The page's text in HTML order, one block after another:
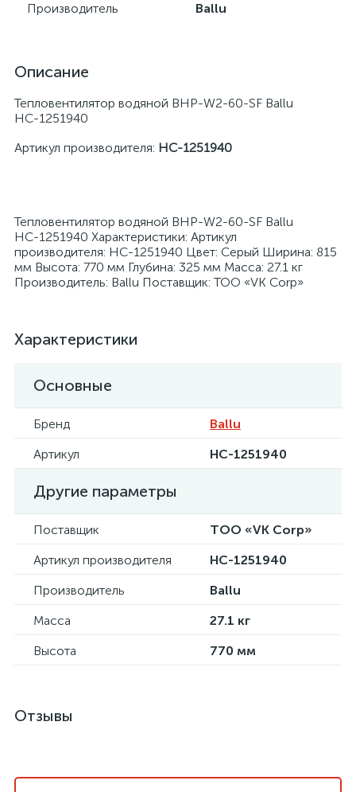
Производитель
Ballu
Описание
Тепловентилятор водяной BHP-W2-60-SF Ballu
НС-1251940
Артикул производителя: НС-1251940
Тепловентилятор водяной BHP-W2-60-SF Ballu
НС-1251940 Характеристики: Артикул
производителя: НС-1251940 Цвет: Серый Ширина: 815
мм Высота: 770 мм Глубина: 325 мм Масса: 27.1 кг
Производитель: Ballu Поставщик: ТОО «VK Corp»
Характеристики
Основные
Бренд
Ballu
Артикул
НС-1251940
Другие параметры
Поставщик
ТОО «VK Corp»
Артикул производителя
НС-1251940
Производитель
Ballu
Масса
27.1 кг
Высота
770 мм
Отзывы